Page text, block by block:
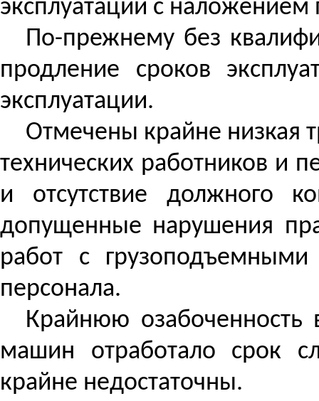
эксплуатации с
По-прежнему без
продление сроков
эксплуатации.
Отмечены крайне низкая
технических работников и
и отсутствие должного
допущенные нарушения
работ с
персонала.
Крайнюю озабоченность
машин отработало срок
крайне недостаточны.